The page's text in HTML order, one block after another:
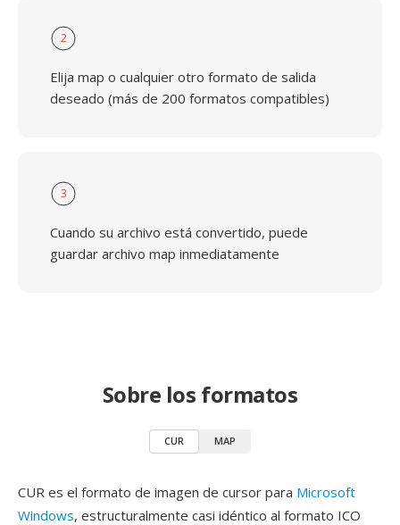
2
Elija map o cualquier otro formato de salida
deseado (más de 200 formatos compatibles)
3
Cuando su archivo está convertido, puede
guardar archivo map inmediatamente
Sobre los formatos
CUR MAP
CUR es el formato de imagen de cursor para Microsoft
Windows, estructuralmente casi idéntico al formato ICO